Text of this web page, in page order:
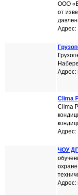
ООО
от
Адрес:
Адрес:
Clima
Clima
Адрес:
ЧОУ
Адрес: